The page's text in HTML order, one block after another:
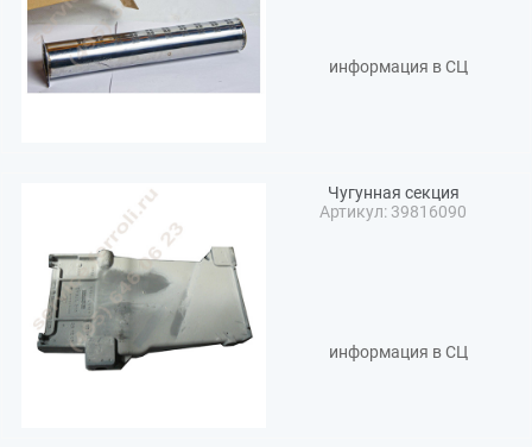
информация в СЦ
Чугунная секция
Артикул: 39816090
информация в СЦ